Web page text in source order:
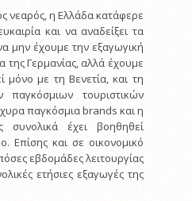
νεαρός, η Ελλάδα κατάφερε
και να αναδείξει τα
μην έχουμε την εξαγωγική
της Γερμανίας, αλλά έχουμε
με τη Βενετία, και τη
τουριστικών
παγκόσμια brands και η
συνολικά έχει βοηθηθεί
Επίσης και σε οικονομικό
εβδομάδες λειτουργίας
ετήσιες εξαγωγές της